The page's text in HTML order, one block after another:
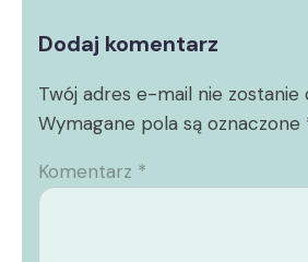
Dodaj komentarz
Twój adres e-mail nie zostanie
Wymagane pola są oznaczone
Komentarz *